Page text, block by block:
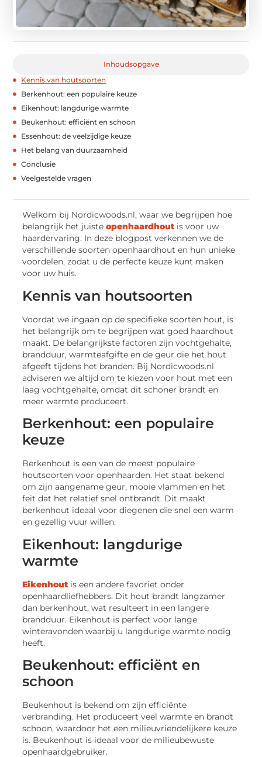
Inhoudsopgave
Kennis van houtsoorten
Berkenhout: een populaire keuze
Eikenhout: langdurige warmte
Beukenhout: efficiënt en schoon
Essenhout: de veelzijdige keuze
Het belang van duurzaamheid
Conclusie
Veelgestelde vragen
Welkom bij Nordicwoods.nl, waar we begrijpen hoe
belangrijk het juisteopenhaardhoutis voor uw
haardervaring. In deze blogpost verkennen we de
verschillende soorten openhaardhout en hun unieke
voordelen, zodat u de perfecte keuze kunt maken
voor uw huis.
Kennis van houtsoorten
Voordat we ingaan op de specifieke soorten hout, is
het belangrijk om te begrijpen wat goed haardhout
maakt. De belangrijkste factoren zijn vochtgehalte,
brandduur, warmteafgifte en de geur die het hout
afgeeft tijdens het branden. Bij Nordicwoods.nl
adviseren we altijd om te kiezen voor hout met een
laag vochtgehalte, omdat dit schoner brandt en
meer warmte produceert.
Berkenhout: een populaire
keuze
Berkenhout is een van de meest populaire
houtsoorten voor openhaarden. Het staat bekend
om zijn aangename geur, mooie vlammen en het
feit dat het relatief snel ontbrandt. Dit maakt
berkenhout ideaal voor diegenen die snel een warm
en gezellig vuur willen.
Eikenhout: langdurige
warmte
Eikenhout is een andere favoriet onder
openhaardliefhebbers. Dit hout brandt langzamer
dan berkenhout, wat resulteert in een langere
brandduur. Eikenhout is perfect voor lange
winteravonden waarbij u langdurige warmte nodig
heeft.
Beukenhout: efficiënt en
schoon
Beukenhout is bekend om zijn efficiënte
verbranding. Het produceert veel warmte en brandt
schoon, waardoor het een milieuvriendelijkere keuze
is. Beukenhout is ideaal voor de milieubewuste
openhaardgebruiker.